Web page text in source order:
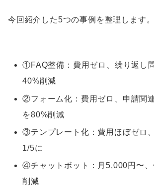
今回紹介した5つの事例を整理します。
①FAQ整備：費用ゼロ、繰り返し
40%削減
②フォーム化：費用ゼロ、申請関
を80%削減
③テンプレート化：費用ほぼゼロ
1/5に
④チャットボット：月5,000円〜
削減